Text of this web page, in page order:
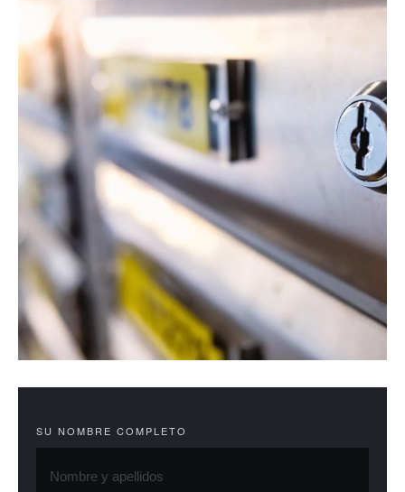
SU NOMBRE COMPLETO